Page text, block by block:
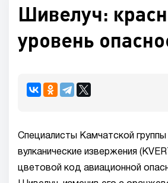
Шивелуч:
уровень
Специалисты Камчатской группы
вулканические извержения
цветовой код авиационной